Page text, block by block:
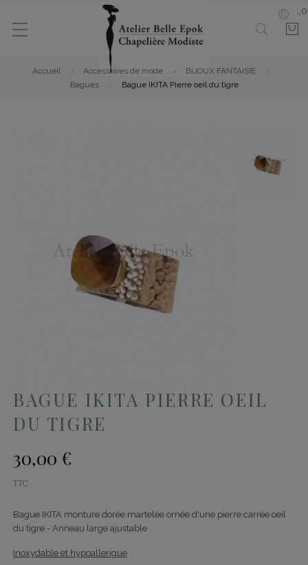
0
Accueil Accessoires de mode
BIJOUX FANTAISIE
Bagues
Bague IKITA Pierre oeil du tigre
BAGUE IKITA PIERRE OEIL
DU TIGRE
30,00 €
TTC
Bague IKITA monture dorée martelée ornée d'une pierre carrée oeil
du tigre - Anneau large ajustable
Inoxydable et hypoallerigue